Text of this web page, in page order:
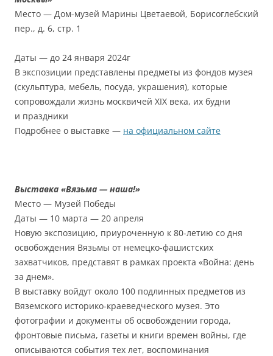
Место — Дом-музей Марины Цветаевой, Борисоглебский
пер., д. 6, стр. 1
Даты — до 24 января 2024г
В экспозиции представлены предметы из фондов музея
(скульптура, мебель, посуда, украшения), которые
сопровождали жизнь москвичей XIX века, их будни
и праздники
Подробнее о выставке — на официальном сайте
Выставка «Вязьма — наша!»
Место — Музей Победы
Даты — 10 марта — 20 апреля
Новую экспозицию, приуроченную к 80-летию со дня
освобождения Вязьмы от немецко-фашистских
захватчиков, представят в рамках проекта «Война: день
за днем».
В выставку войдут около 100 подлинных предметов из
Вяземского историко-краеведческого музея. Это
фотографии и документы об освобождении города,
фронтовые письма, газеты и книги времен войны, где
описываются события тех лет, воспоминания